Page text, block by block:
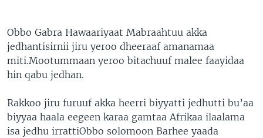
Obbo Gabra Hawaariyaat Mabraahtuu akka
jedhantisirnii jiru yeroo dheeraaf amanamaa
miti.Mootummaan yeroo bitachuuf malee faayidaa
hin qabu jedhan.
Rakkoo jiru furuuf akka heerri biyyatti jedhutti bu’aa
biyyaa haala eegeen karaa gamtaa Afrikaa ilaalama
isa jedhu irrattiObbo solomoon Barhee yaada